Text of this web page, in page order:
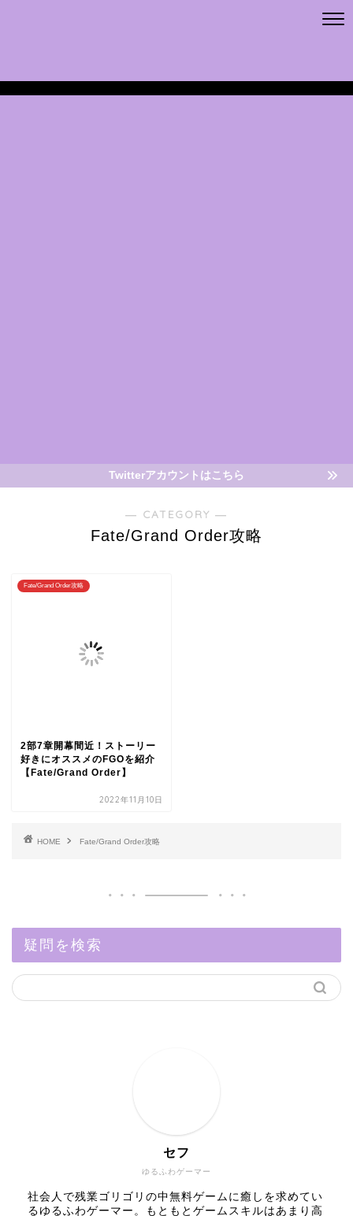
Twitterアカウントはこちら
― CATEGORY ―
Fate/Grand Order攻略
Fate/Grand Order攻略
2部7章開幕間近！ストーリー
好きにオススメのFGOを紹介
【Fate/Grand Order】
2022年11月10日
HOME Fate/Grand Order攻略
疑問を検索
ゆるふわゲーマー
セフ
社会人で残業ゴリゴリの中無料ゲームに癒しを求めてい
るゆるふわゲーマー。もともとゲームスキルはあまり高